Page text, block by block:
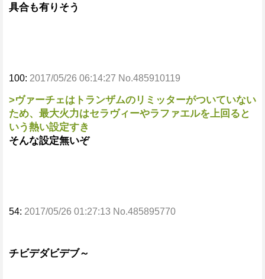
具合も有りそう
100: 2017/05/26 06:14:27 No.485910119
>ヴァーチェはトランザムのリミッターがついていない
ため、最大火力はセラヴィーやラファエルを上回ると
いう熱い設定すき
そんな設定無いぞ
54: 2017/05/26 01:27:13 No.485895770
チビデダビデブ～